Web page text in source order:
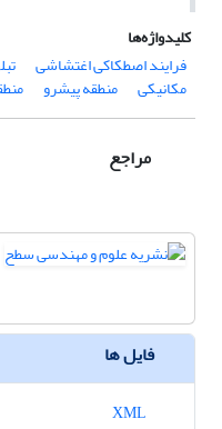
کلیدواژه‌ها
فرایند اصطکاکی اغتشاشی
مکانیکی منطقه پیشرو
مراجع
فایل ها